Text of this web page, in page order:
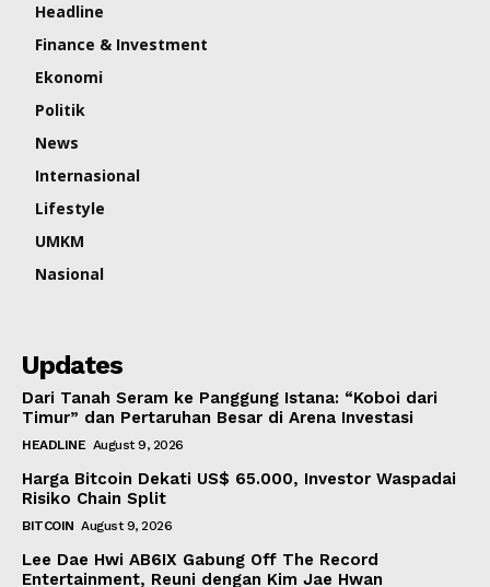
Headline
Finance & Investment
Ekonomi
Politik
News
Internasional
Lifestyle
UMKM
Nasional
Updates
Dari Tanah Seram ke Panggung Istana: “Koboi dari
Timur” dan Pertaruhan Besar di Arena Investasi
HEADLINE August 9, 2026
Harga Bitcoin Dekati US$ 65.000, Investor Waspadai
Risiko Chain Split
BITCOIN August 9, 2026
Lee Dae Hwi AB6IX Gabung Off The Record
Entertainment, Reuni dengan Kim Jae Hwan